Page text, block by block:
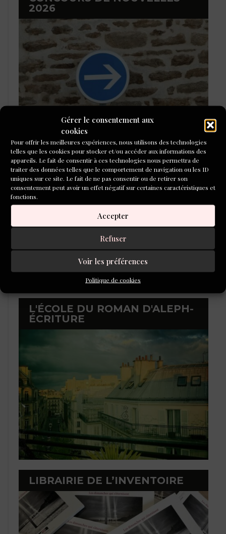
Gérer le consentement aux
cookies
Pour offrir les meilleures expériences, nous utilisons des technologies
telles que les cookies pour stocker et/ou accéder aux informations des
appareils. Le fait de consentir à ces technologies nous permettra de
traiter des données telles que le comportement de navigation ou les ID
uniques sur ce site. Le fait de ne pas consentir ou de retirer son
consentement peut avoir un effet négatif sur certaines caractéristiques et
fonctions.
Accepter
Refuser
Voir les préférences
Politique de cookies
2026
LAURÉATS DU CONCOURS DE
POÉSIE 2026
L'ÉCOLE DU ROMAN D'ALEPH-
ÉCRITURE
LIBRAIRIE DE L’INVENTOIRE